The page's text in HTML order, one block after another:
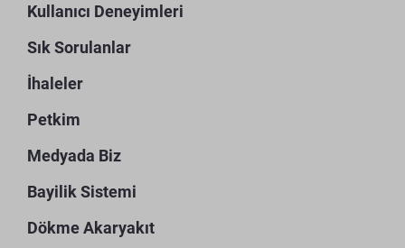
Kullanıcı Deneyimleri
Sık Sorulanlar
İhaleler
Petkim
Medyada Biz
Bayilik Sistemi
Dökme Akaryakıt